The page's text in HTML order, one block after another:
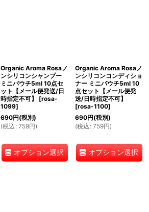
Organic Aroma Rosaノ
ンシリコンシャンプー
ミニパウチ5ml 10点セ
ット【メール便発送/日
時指定不可】
[rosa-
1099]
690円(税別)
(税込 : 759円)
オプション選択
Organic Aroma Rosaノ
ンシリコンコンディショ
ナー ミニパウチ5ml 10
点セット【メール便発
送/日時指定不可】
[rosa-1100]
690円(税別)
(税込 : 759円)
オプション選択